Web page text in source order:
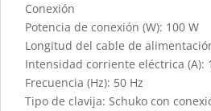
Conexión
Potencia de conexión (W): 100 W
Longitud del cable de
Intensidad corriente eléctrica (A):
Frecuencia (Hz): 50 Hz
Tipo de clavija: Schuko con